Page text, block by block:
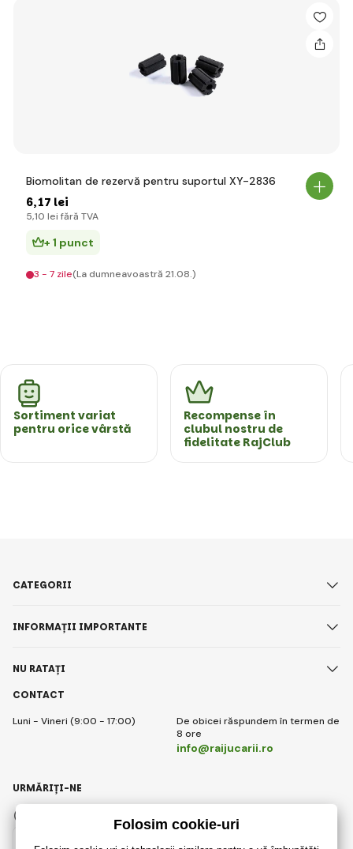
Biomolitan de rezervă pentru suportul XY-2836
6,17 lei
5,10 lei fără TVA
+ 1 punct
3 - 7 zile(La dumneavoastră 21.08.)
Sortiment variat
pentru orice vârstă
Recompense în
clubul nostru de
fidelitate RajClub
CONTACT
Luni - Vineri (9:00 - 17:00)
De obicei răspundem în termen de
8 ore
info@raijucarii.ro
CATEGORII
INFORMAȚII IMPORTANTE
NU RATAȚI
Romanian
URMĂRIȚI-NE
Instagram